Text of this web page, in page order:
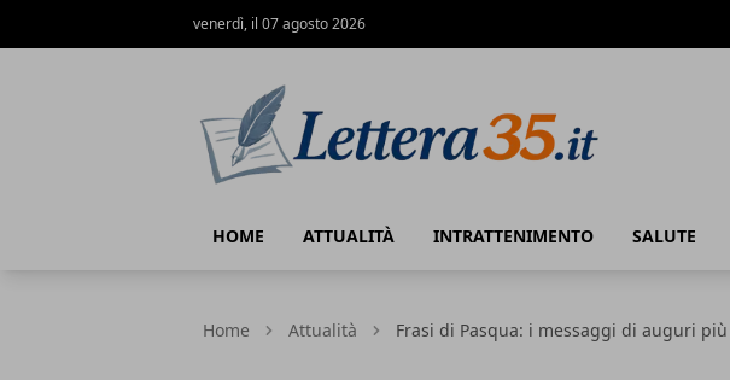
venerdì, il 07 agosto 2026
HOME ATTUALITÀ INTRATTENIMENTO SALUTE
Home Attualità Frasi di Pasqua: i messaggi di auguri